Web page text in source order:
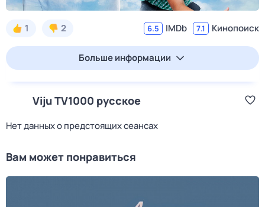
1 2 6.5 IMDb 7.1 Кинопоиск
Больше информации
Viju TV1000 русское
Нет данных о предстоящих сеансах
Вам может понравиться